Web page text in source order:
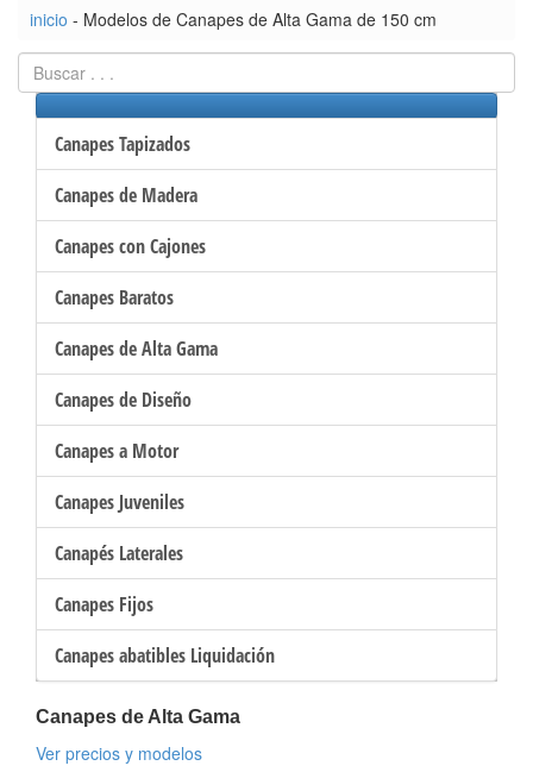
inicio - Modelos de Canapes de Alta Gama de 150 cm
Canapes Tapizados
Canapes de Madera
Canapes con Cajones
Canapes Baratos
Canapes de Alta Gama
Canapes de Diseño
Canapes a Motor
Canapes Juveniles
Canapés Laterales
Canapes Fijos
Canapes abatibles Liquidación
Canapes de Alta Gama
Ver precios y modelos